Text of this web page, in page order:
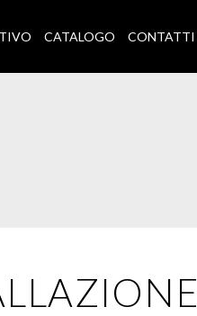
CATALOGO CONTATTI